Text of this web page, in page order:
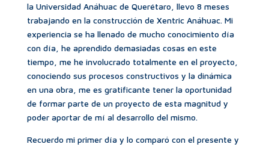
la Universidad Anáhuac de Querétaro, llevo 8 meses
trabajando en la construcción de Xentric Anáhuac. Mi
experiencia se ha llenado de mucho conocimiento día
con día, he aprendido demasiadas cosas en este
tiempo, me he involucrado totalmente en el proyecto,
conociendo sus procesos constructivos y la dinámica
en una obra, me es gratificante tener la oportunidad
de formar parte de un proyecto de esta magnitud y
poder aportar de mí al desarrollo del mismo.
Recuerdo mi primer día y lo comparó con el presente y